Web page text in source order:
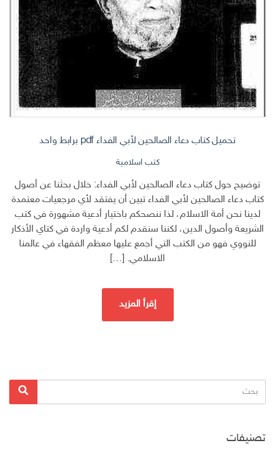
تحميل كتاب دعاء الصالحين لأبي الفداء pdf برابط واحد
كتب اسلامية
توضيح حول كتاب دعاء الصالحين لأبي الفداء: خلال بحثنا عن أصول
كتاب دعاء الصالحين لأبي الفداء تبين أن يفتقد لأي مرجعيات معتمدة
لدينا نحن أمة الاسلام، لذا ننصحكم باختيار أدعية مشهورة في كتب
الشريعة وأصول الدين، لكننا سنقدم لكم أدعية واردة في كتاي الأذكار
للنووي فهو من الكتب التي أجمع عليها معظم الفقهاء في عالمنا
الاسلامي. […]
إقرأ المزيد
البحث
عن:
بحث
تصنيفات